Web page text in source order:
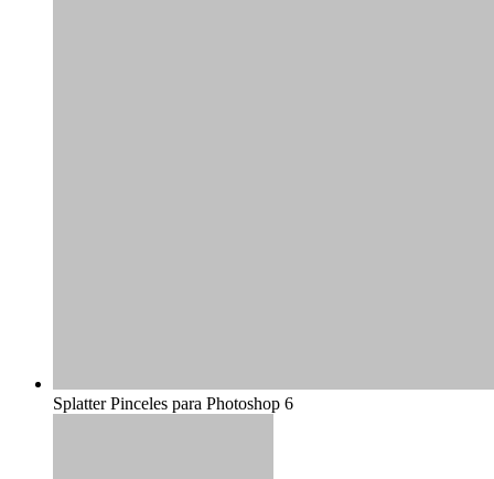
Splatter Pinceles para Photoshop 6